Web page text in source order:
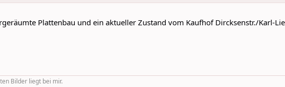
Plattenbau und ein aktueller Zustand vom Kaufhof Dircksenstr./Karl-
Bilder liegt bei mir.